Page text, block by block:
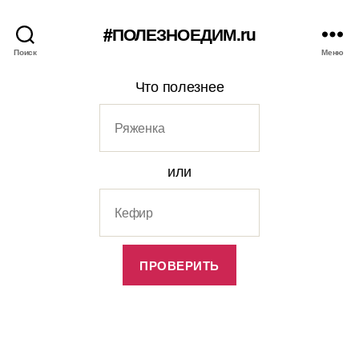
Поиск
#ПОЛЕЗНОЕДИМ.ru
Меню
Что полезнее
или